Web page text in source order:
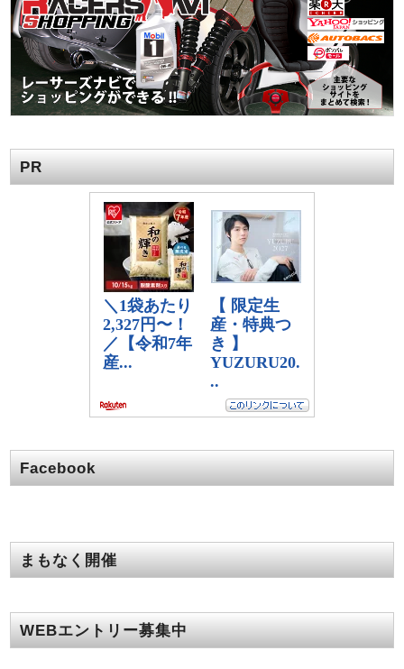
PR
Facebook
まもなく開催
WEBエントリー募集中